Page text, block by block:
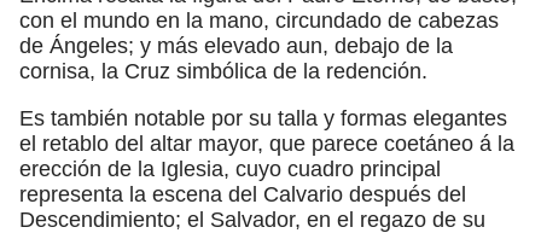
con el mundo en la mano, circundado de cabezas
de Ángeles; y más elevado aun, debajo de la
cornisa, la Cruz simbólica de la redención.
Es también notable por su talla y formas elegantes
el retablo del altar mayor, que parece coetáneo á la
erección de la Iglesia, cuyo cuadro principal
representa la escena del Calvario después del
Descendimiento; el Salvador, en el regazo de su